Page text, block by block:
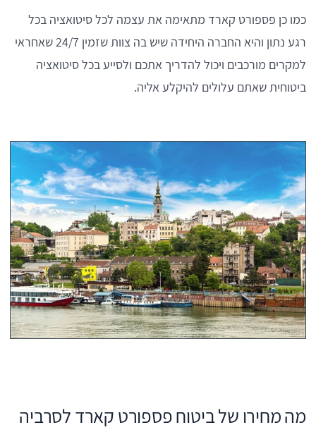
כמו כן פספורט קארד מתאימה את עצמה לכל סיטואציה בכל
רגע נתון והיא החברה היחידה שיש בה צוות שזמין 24/7 שאחראי
למקרים מורכבים ויכול להדריך אתכם ולסייע בכל סיטואציה
ביטוחית שאתם עלולים להיקלע אליה.
מה מחירו של ביטוח פספורט קארד לסרביה